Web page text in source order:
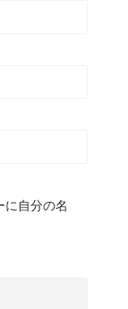
に自分の名